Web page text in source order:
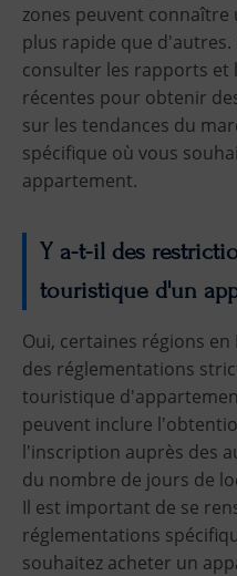
zones peuvent
plus rapide que
consulter les rapports et
récentes pour obtenir
sur les tendances du
spécifique où vous
appartement.
Y a-t-il des
touristique d'un
Oui, certaines régions
des réglementations
touristique
peuvent inclure
l'inscription auprès des
du nombre de jours de
Il est important de se
réglementations
souhaitez acheter un